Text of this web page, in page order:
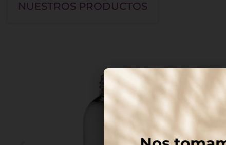
NUESTROS PRODUCTOS